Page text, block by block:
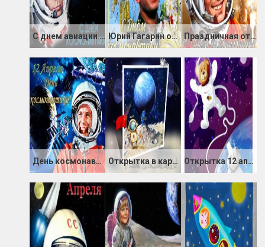
С днем авиации и космонавтики Юрий Гагарин открытка Праздничная открытка С Днём Космонавтики
День космонавтики 57 лет Открытка в картинке с днем космонавтики Открытка 12 апреля с Днём космонавтики